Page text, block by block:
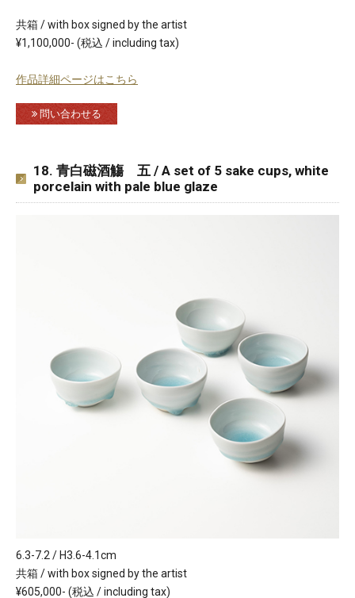
共箱 / with box signed by the artist
¥1,100,000- (税込 / including tax)
作品詳細ページはこちら
問い合わせる
18. 青白磁酒觴 五 / A set of 5 sake cups, white
porcelain with pale blue glaze
6.3-7.2 / H3.6-4.1cm
共箱 / with box signed by the artist
¥605,000- (税込 / including tax)